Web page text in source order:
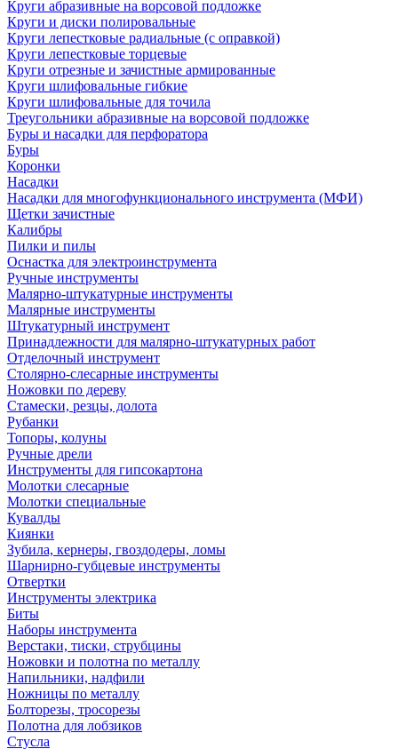
Круги абразивные на ворсовой подложке
Круги и диски полировальные
Круги лепестковые радиальные (с оправкой)
Круги лепестковые торцевые
Круги отрезные и зачистные армированные
Круги шлифовальные гибкие
Круги шлифовальные для точила
Треугольники абразивные на ворсовой подложке
Буры и насадки для перфоратора
Буры
Коронки
Насадки
Насадки для многофункционального инструмента (МФИ)
Щетки зачистные
Калибры
Пилки и пилы
Оснастка для электроинструмента
Ручные инструменты
Малярно-штукатурные инструменты
Малярные инструменты
Штукатурный инструмент
Принадлежности для малярно-штукатурных работ
Отделочный инструмент
Столярно-слесарные инструменты
Ножовки по дереву
Стамески, резцы, долота
Рубанки
Топоры, колуны
Ручные дрели
Инструменты для гипсокартона
Молотки слесарные
Молотки специальные
Кувалды
Киянки
Зубила, кернеры, гвоздодеры, ломы
Шарнирно-губцевые инструменты
Отвертки
Инструменты электрика
Биты
Наборы инструмента
Верстаки, тиски, струбцины
Ножовки и полотна по металлу
Напильники, надфили
Ножницы по металлу
Болторезы, тросорезы
Полотна для лобзиков
Стусла